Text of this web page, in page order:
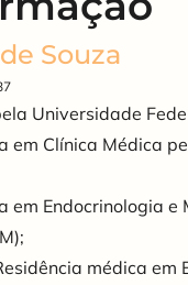
Souza
Universidade
em Clínica Médica
em Endocrinologia
médica